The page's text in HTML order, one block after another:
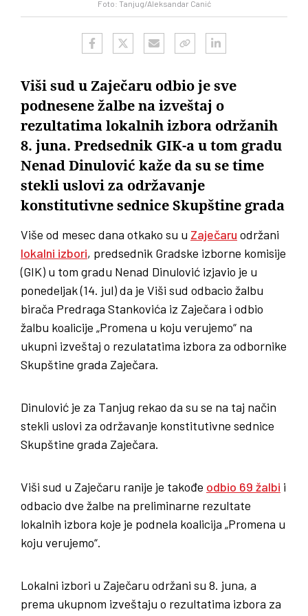
Foto: Tanjug/Aleksandar Canić
Viši sud u Zaječaru odbio je sve
podnesene žalbe na izveštaj o
rezultatima lokalnih izbora održanih
8. juna. Predsednik GIK-a u tom gradu
Nenad Dinulović kaže da su se time
stekli uslovi za održavanje
konstitutivne sednice Skupštine grada
Više od mesec dana otkako su u Zaječaru održani
lokalni izbori, predsednik Gradske izborne komisije
(GIK) u tom gradu Nenad Dinulović izjavio je u
ponedeljak (14. jul) da je Viši sud odbacio žalbu
birača Predraga Stankovića iz Zaječara i odbio
žalbu koalicije „Promena u koju verujemo“ na
ukupni izveštaj o rezulatatima izbora za odbornike
Skupštine grada Zaječara.
Dinulović je za Tanjug rekao da su se na taj način
stekli uslovi za održavanje konstitutivne sednice
Skupštine grada Zaječara.
Viši sud u Zaječaru ranije je takođe odbio 69 žalbi i
odbacio dve žalbe na preliminarne rezultate
lokalnih izbora koje je podnela koalicija „Promena u
koju verujemo“.
Lokalni izbori u Zaječaru održani su 8. juna, a
prema ukupnom izveštaju o rezultatima izbora za